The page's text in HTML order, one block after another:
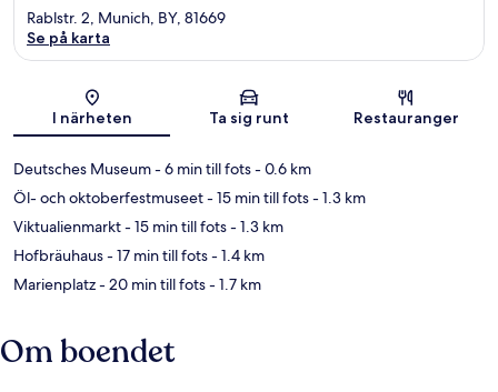
Karta
Rablstr. 2, Munich, BY, 81669
Se på karta
I närheten Ta sig runt Restauranger
Deutsches Museum- 6 min till fots- 0.6 km
Öl- och oktoberfestmuseet- 15 min till fots- 1.3 km
Viktualienmarkt- 15 min till fots- 1.3 km
Hofbräuhaus- 17 min till fots- 1.4 km
Marienplatz- 20 min till fots- 1.7 km
Om boendet